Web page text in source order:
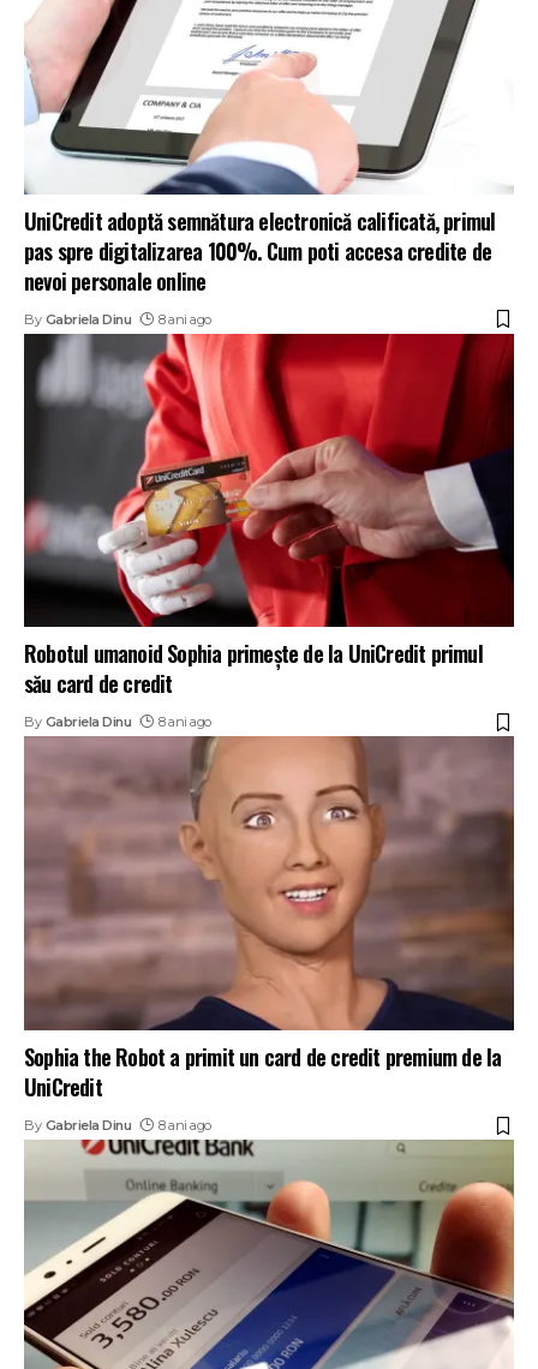
UniCredit adoptă semnătura electronică calificată, primul
pas spre digitalizarea 100%. Cum poti accesa credite de
nevoi personale online
By Gabriela Dinu 8 ani ago
Robotul umanoid Sophia primește de la UniCredit primul
său card de credit
By Gabriela Dinu 8 ani ago
Sophia the Robot a primit un card de credit premium de la
UniCredit
By Gabriela Dinu 8 ani ago